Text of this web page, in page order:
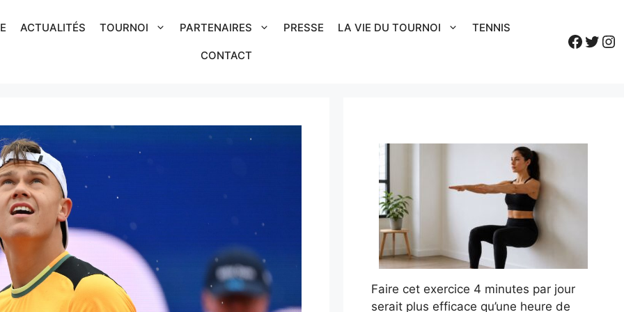
ACTUALITÉS TOURNOI PARTENAIRES PRESSE LA VIE DU TOURNOI TENNIS
CONTACT
Faire cet exercice 4 minutes par jour
serait plus efficace qu’une heure de